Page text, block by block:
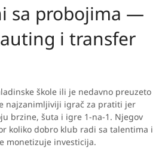
sa probojima —
i transfer
škole ili je nedavno preuzeto
najzanimljiviji igrač za pratiti jer
brzine, šuta i igre 1-na-1. Njegov
koliko dobro klub radi sa talentima i
monetizuje investicija.